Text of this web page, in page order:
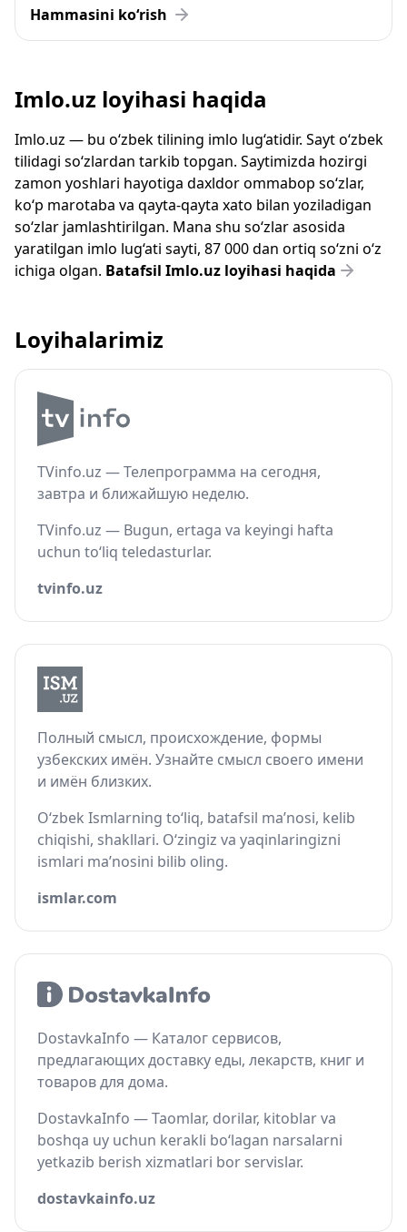
Hammasini ko‘rish
Imlo.uz loyihasi haqida
Imlo.uz — bu o‘zbek tilining imlo lug‘atidir. Sayt o‘zbek
tilidagi so‘zlardan tarkib topgan. Saytimizda hozirgi
zamon yoshlari hayotiga daxldor ommabop so‘zlar,
ko‘p marotaba va qayta-qayta xato bilan yoziladigan
so‘zlar jamlashtirilgan. Mana shu so‘zlar asosida
yaratilgan imlo lug‘ati sayti, 87 000 dan ortiq so‘zni o‘z
ichiga olgan. Batafsil Imlo.uz loyihasi haqida
Loyihalarimiz
TVinfo.uz — Телепрограмма на сегодня,
завтра и ближайшую неделю.
TVinfo.uz — Bugun, ertaga va keyingi hafta
uchun to‘liq teledasturlar.
tvinfo.uz
Полный смысл, происхождение, формы
узбекских имён. Узнайте смысл своего имени
и имён близких.
O‘zbek Ismlarning to‘liq, batafsil ma’nosi, kelib
chiqishi, shakllari. O‘zingiz va yaqinlaringizni
ismlari ma’nosini bilib oling.
ismlar.com
DostavkaInfo — Каталог сервисов,
предлагающих доставку еды, лекарств, книг и
товаров для дома.
DostavkaInfo — Taomlar, dorilar, kitoblar va
boshqa uy uchun kerakli bo‘lagan narsalarni
yetkazib berish xizmatlari bor servislar.
dostavkainfo.uz